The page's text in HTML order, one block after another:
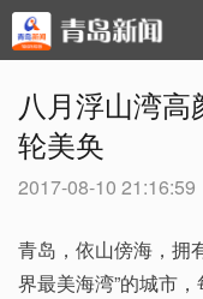
八月浮山湾
轮美奂
2017-08-10 21:16:59
青岛，依山傍海，拥
界最美海湾”的城市